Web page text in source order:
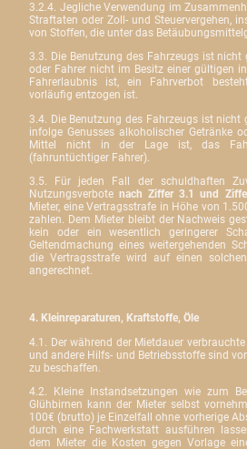
3.2.4. Jegliche Verwendung im
Straftaten oder Zoll- und Steuervergehen,
von Stoffen, die unter das
3.3. Die Benutzung des Fahrzeugs ist nicht
oder Fahrer nicht im Besitz einer gültigen
Fahrerlaubnis ist, ein Fahrverbot
vorläufig entzogen ist.
3.4. Die Benutzung des Fahrzeugs ist nicht
infolge Genusses alkoholischer Getränke
Mittel nicht in der Lage ist, das
(fahruntüchtiger Fahrer).
3.5. Für jeden Fall der schuldhaften
Nutzungsverbotenach Ziffer 3.1 und
Mieter, eine Vertragsstrafe in Höhe von
zahlen. Dem Mieter bleibt der Nachweis
kein oder ein wesentlich geringerer
Geltendmachung eines weitergehenden
die Vertragsstrafe wird auf einen solchen
angerechnet.
4. Kleinreparaturen, Kraftstoffe, Öle
4.1. Der während der Mietdauer
und andere Hilfs- und Betriebsstoffe sind
zu beschaffen.
4.2. Kleine Instandsetzungen wie zum
Glühbirnen kann der Mieter selbst
100€ (brutto) je Einzelfall ohne vorherige
durch eine Fachwerkstatt ausführen
dem Mieter die Kosten gegen Vorlage